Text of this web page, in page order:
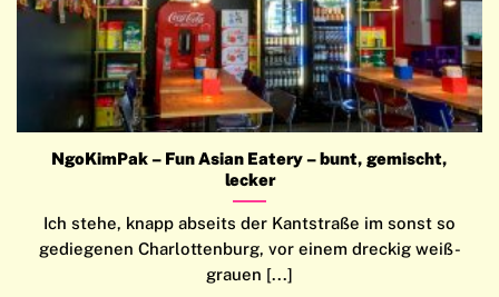
NgoKimPak – Fun Asian Eatery – bunt, gemischt,
lecker
Ich stehe, knapp abseits der Kantstraße im sonst so
gediegenen Charlottenburg, vor einem dreckig weiß-
grauen [...]